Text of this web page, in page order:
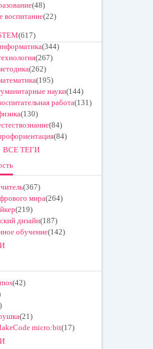
(48)
воспитание(22)
(617)
(344)
(267)
(262)
(195)
науки(144)
работа(131)
(130)
(84)
(84)
ВСЕ ТЕГИ
(367)
мира(264)
(219)
дизайн(187)
обучение(142)
(42)
(21)
micro:bit(17)